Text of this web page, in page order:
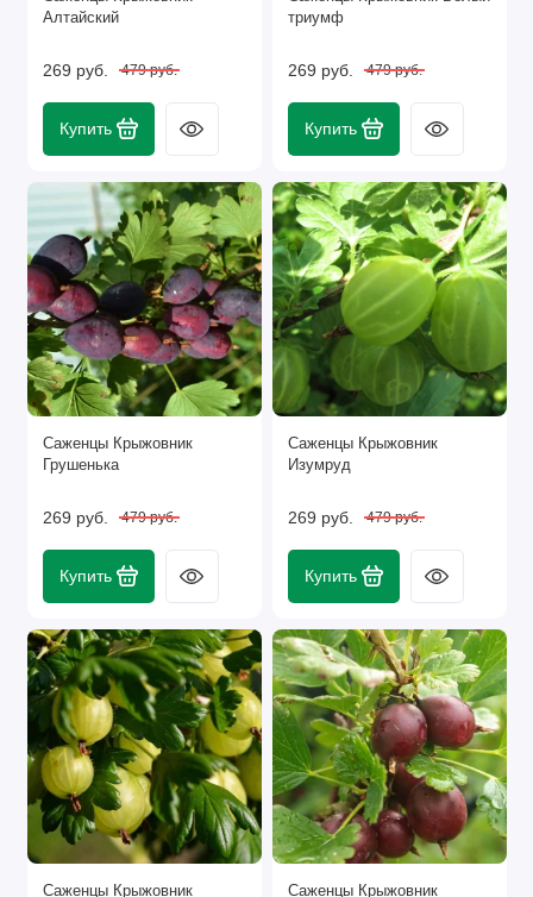
Алтайский
269 руб. 479 руб.
Купить
триумф
269 руб. 479 руб.
Купить
Саженцы Крыжовник
Грушенька
269 руб. 479 руб.
Купить
Саженцы Крыжовник
Изумруд
269 руб. 479 руб.
Купить
Саженцы Крыжовник
Саженцы Крыжовник